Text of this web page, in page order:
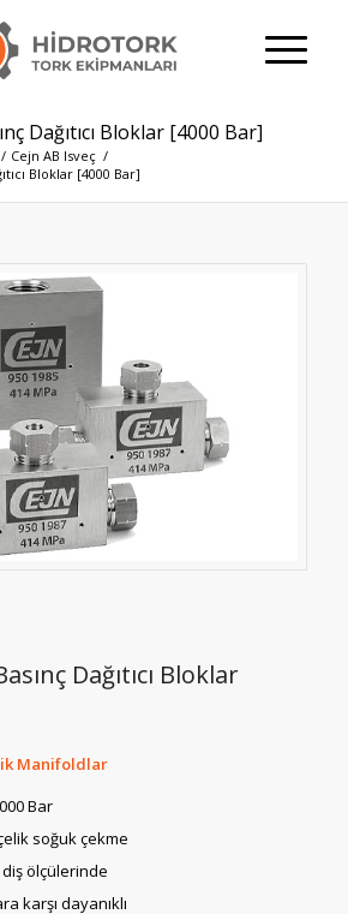
Dağıtıcı Bloklar [4000 Bar]
/ Cejn AB Isveç /
Bloklar [4000 Bar]
Dağıtıcı Bloklar
Manifoldlar
Bar
soğuk çekme
diş ölçülerinde
karşı dayanıklı